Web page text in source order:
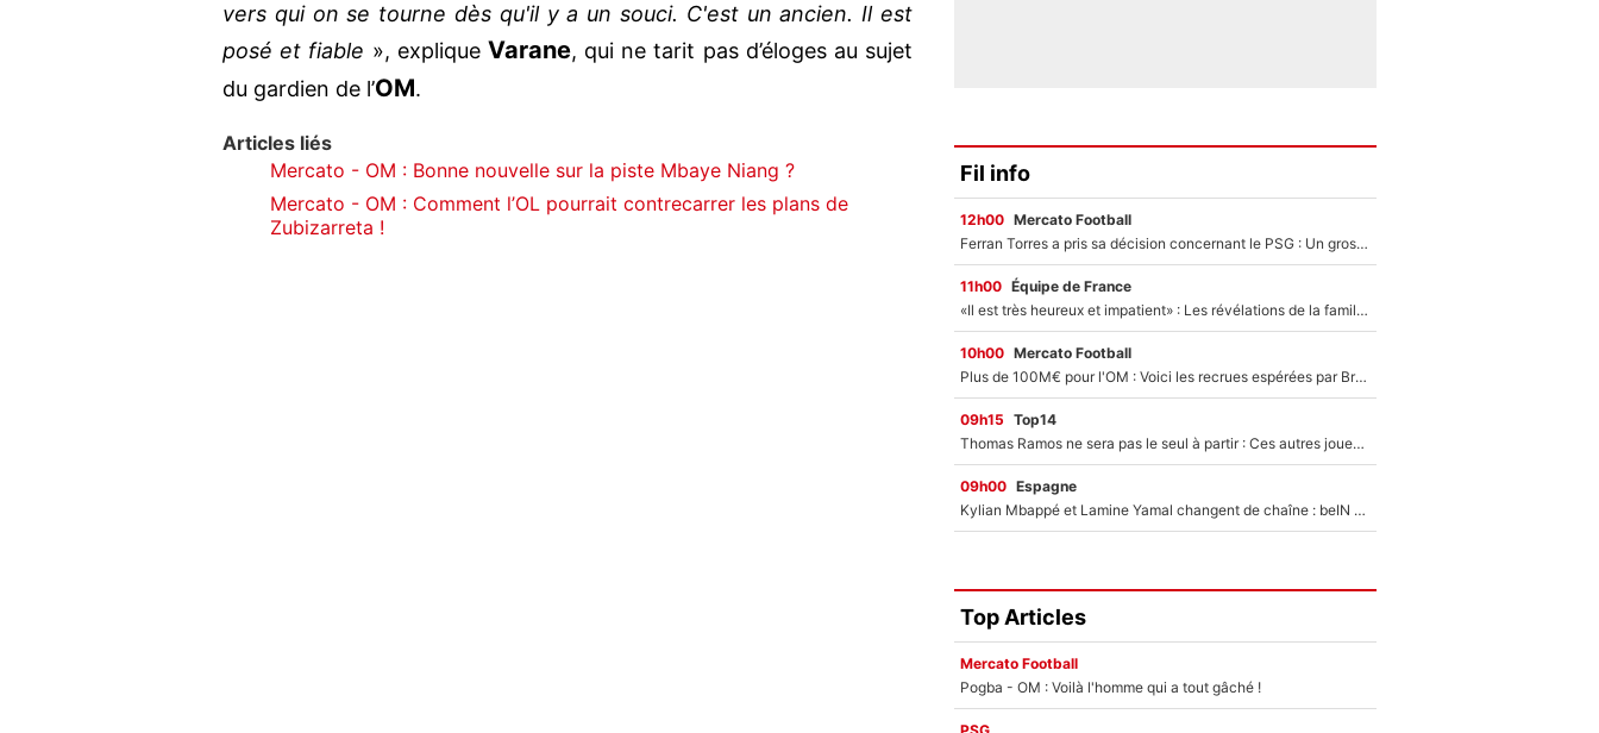
vers qui on se tourne dès qu'il y a un souci. C'est un ancien. Il est
posé et fiable », explique Varane, qui ne tarit pas d’éloges au sujet
du gardien de l’OM.
Articles liés
Mercato - OM : Bonne nouvelle sur la piste Mbaye Niang ?
Mercato - OM : Comment l’OL pourrait contrecarrer les plans de
Zubizarreta !
Fil info
12h00 Mercato Football
Ferran Torres a pris sa décision concernant le PSG : Un gros club étranger prêt à relancer le feuilleton pour la signature du champion du monde 2026 !
11h00 Équipe de France
«Il est très heureux et impatient» : Les révélations de la famille Zidane sur sa prise de pouvoir en équipe de France !
10h00 Mercato Football
Plus de 100M€ pour l'OM : Voici les recrues espérées par Bruno Genesio et Grégory Lorenzi après l’opération dégraissage
09h15 Top14
Thomas Ramos ne sera pas le seul à partir : Ces autres joueurs du XV de France pourraient aussi quitter le Stade Toulousain, un club de Top 14 est déjà sur les rangs
09h00 Espagne
Kylian Mbappé et Lamine Yamal changent de chaîne : beIN SPORTS ne digère pas cette décision historique et prédit un fiasco pour la Liga
Top Articles
Mercato Football
Pogba - OM : Voilà l'homme qui a tout gâché !